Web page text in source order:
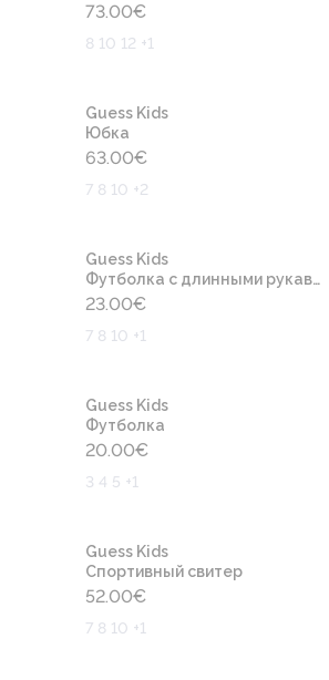
73.00€
8 10 12 +1
Guess Kids
Юбка
63.00€
7 8 10 +2
Guess Kids
Футболка с длинными рукавами
23.00€
7 8 10 +1
Guess Kids
Футболка
20.00€
3 4 5 +1
Guess Kids
Cпортивный свитер
52.00€
7 8 10 +1